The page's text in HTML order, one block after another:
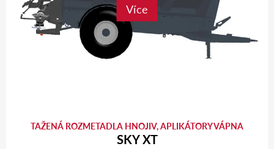
Více
TAŽENÁ ROZMETADLA HNOJIV, APLIKÁTORY VÁPNA
SKY XT